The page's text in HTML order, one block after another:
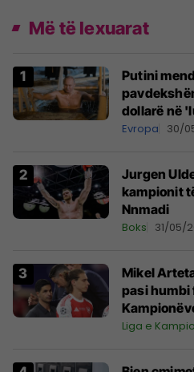
Më të lexuarat
Putini
dollarë në
Evropa 30/
Jurgen
kampionit
Nnmadi
Boks 31/05/
Mikel
pasi humbi
Liga e